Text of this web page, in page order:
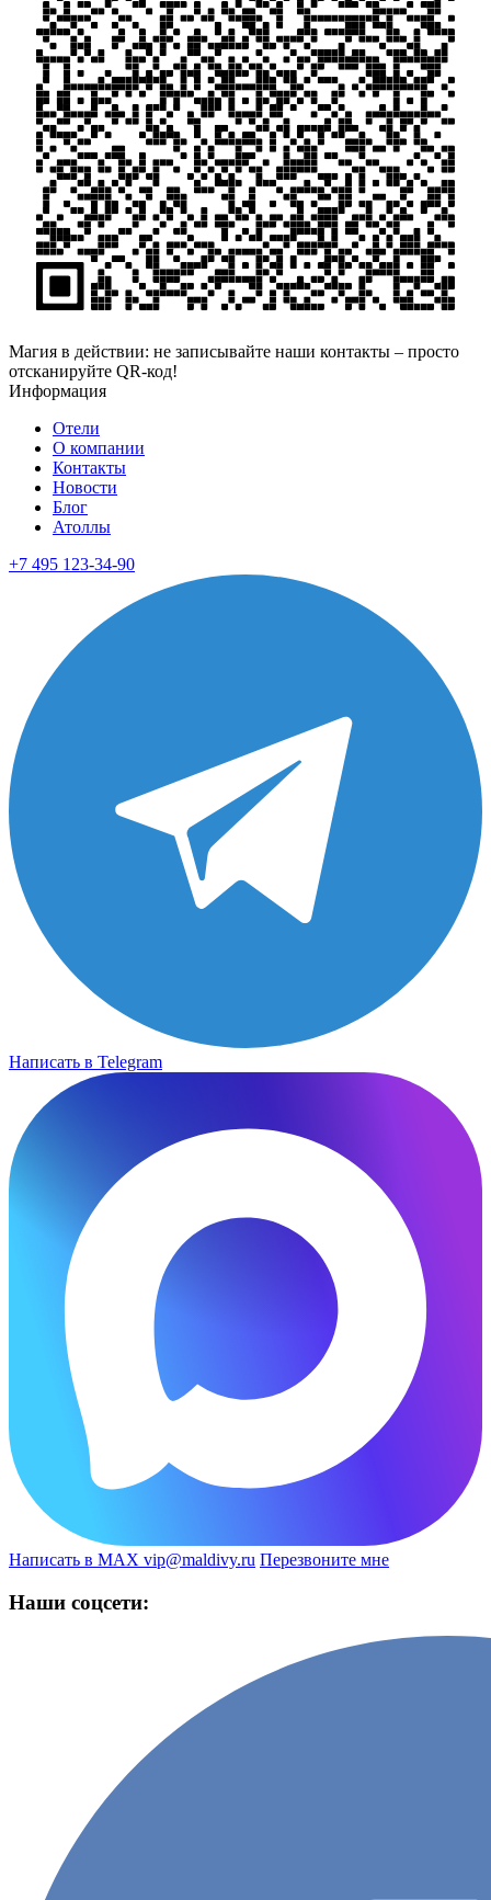
Магия в действии: не записывайте наши контакты – просто
отсканируйте QR-код!
Информация
Отели
О компании
Контакты
Новости
Блог
Атоллы
+7 495 123-34-90
Написать в Telegram
Написать в MAX vip@maldivy.ru Перезвоните мне
Наши соцсети: